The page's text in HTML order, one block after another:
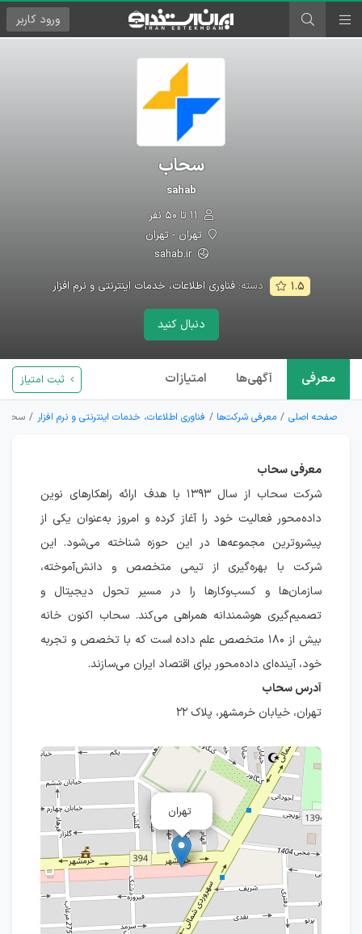
ورود کاربر
سحاب
sahab
تهران - تهران
sahab.ir
۱.۵ دسته:فناوری اطلاعات، خدمات اینترنتی و نرم افزار
دنبال کنید
معرفی آگهی‌ها امتیازات ثبت امتیاز
صفحه اصلی معرفی شرکت‌ها فناوری اطلاعات، خدمات اینترنتی و نرم افزار سحاب
معرفی سحاب
شرکت سحاب از سال ۱۳۹۳ با هدف ارائه راهکارهای نوین
داده‌محور فعالیت خود را آغاز کرده و امروز به‌عنوان یکی از
پیشروترین مجموعه‌ها در این حوزه شناخته می‌شود. این
شرکت با بهره‌گیری از تیمی متخصص و دانش‌آموخته،
سازمان‌ها و کسب‌وکارها را در مسیر تحول دیجیتال و
تصمیم‌گیری هوشمندانه همراهی می‌کند. سحاب اکنون خانه
بیش از ۱۸۰ متخصص علم داده است که با تخصص و تجربه
خود، آینده‌ای داده‌محور برای اقتصاد ایران می‌سازند.
آدرس سحاب
تهران، خیابان خرمشهر، پلاک ۲۲
تهران